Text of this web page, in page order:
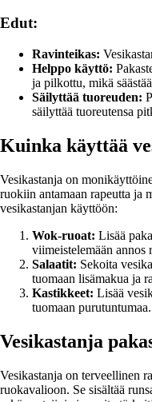
Edut:
Ravinteikas:
Helppo käyttö:
ja pilkottu, mikä
Säilyttää tuoreuden:
säilyttää tuoreutensa
Kuinka käyttää
Vesikastanja on
ruokiin antamaan rapeutta ja
vesikastanjan käyttöön:
Wok-ruoat: Lisää
viimeistelemään annos
Salaatit: Sekoita
tuomaan lisämakua ja
Kastikkeet: Lisää
tuomaan purutuntumaa.
Vesikastanja
Vesikastanja on terveellinen
ruokavalioon. Se sisältää